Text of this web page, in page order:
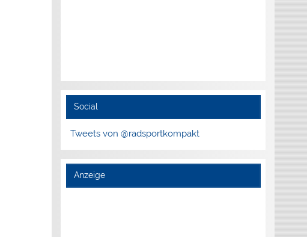
Social
Tweets von @radsportkompakt
Anzeige